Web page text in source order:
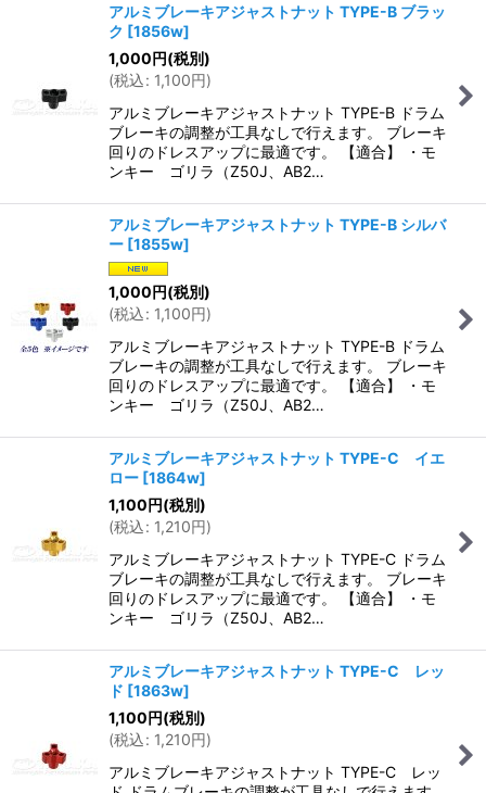
アルミブレーキアジャストナット TYPE-B ブラッ
ク [1856w]
1,000円(税別)
(税込: 1,100円)
アルミブレーキアジャストナット TYPE-B ドラム
ブレーキの調整が工具なしで行えます。 ブレーキ
回りのドレスアップに最適です。 【適合】 ・モ
ンキー ゴリラ（Z50J、AB2…
アルミブレーキアジャストナット TYPE-B シルバ
ー [1855w]
1,000円(税別)
(税込: 1,100円)
アルミブレーキアジャストナット TYPE-B ドラム
ブレーキの調整が工具なしで行えます。 ブレーキ
回りのドレスアップに最適です。 【適合】 ・モ
ンキー ゴリラ（Z50J、AB2…
アルミブレーキアジャストナット TYPE-C イエ
ロー [1864w]
1,100円(税別)
(税込: 1,210円)
アルミブレーキアジャストナット TYPE-C ドラム
ブレーキの調整が工具なしで行えます。 ブレーキ
回りのドレスアップに最適です。 【適合】 ・モ
ンキー ゴリラ（Z50J、AB2…
アルミブレーキアジャストナット TYPE-C レッ
ド [1863w]
1,100円(税別)
(税込: 1,210円)
アルミブレーキアジャストナット TYPE-C レッ